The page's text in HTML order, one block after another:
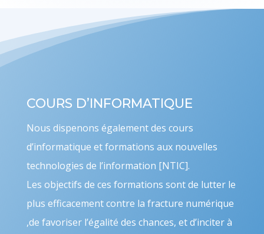
COURS D’INFORMATIQUE
Nous dispenons également des cours
d’informatique et formations aux nouvelles
technologies de l’information [NTIC].
Les objectifs de ces formations sont de lutter le
plus efficacement contre la fracture numérique
,de favoriser l’égalité des chances, et d’inciter à